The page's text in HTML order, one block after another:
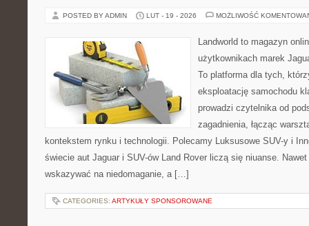
POSTED BY ADMIN LUT - 19 - 2026 MOŻLIWOŚĆ
Landworld to magazyn
użytkownikach marek
To platforma dla tych,
eksploatację samochodu
prowadzi czytelnika od
zagadnienia, łącząc
kontekstem rynku i technologii. Polecamy Luksusowe SUV-y i
świecie aut Jaguar i SUV-ów Land Rover liczą się niuanse.
wskazywać na niedomaganie, a […]
CATEGORIES: ARTYKUŁY SPONSOROWANE